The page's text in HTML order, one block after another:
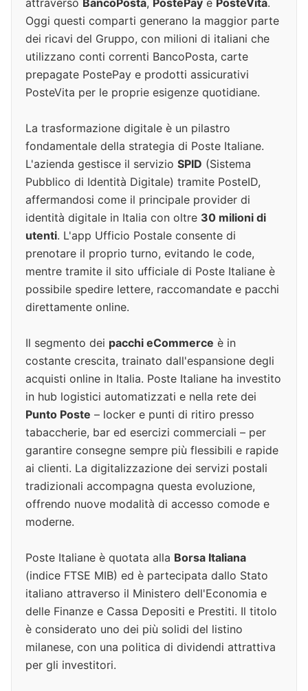
attraverso BancoPosta, PostePay e PosteVita.
Oggi questi comparti generano la maggior parte
dei ricavi del Gruppo, con milioni di italiani che
utilizzano conti correnti BancoPosta, carte
prepagate PostePay e prodotti assicurativi
PosteVita per le proprie esigenze quotidiane.
La trasformazione digitale è un pilastro
fondamentale della strategia di Poste Italiane.
L'azienda gestisce il servizio SPID (Sistema
Pubblico di Identità Digitale) tramite PosteID,
affermandosi come il principale provider di
identità digitale in Italia con oltre 30 milioni di
utenti. L'app Ufficio Postale consente di
prenotare il proprio turno, evitando le code,
mentre tramite il sito ufficiale di Poste Italiane è
possibile spedire lettere, raccomandate e pacchi
direttamente online.
Il segmento dei pacchi eCommerce è in
costante crescita, trainato dall'espansione degli
acquisti online in Italia. Poste Italiane ha investito
in hub logistici automatizzati e nella rete dei
Punto Poste – locker e punti di ritiro presso
tabaccherie, bar ed esercizi commerciali – per
garantire consegne sempre più flessibili e rapide
ai clienti. La digitalizzazione dei servizi postali
tradizionali accompagna questa evoluzione,
offrendo nuove modalità di accesso comode e
moderne.
Poste Italiane è quotata alla Borsa Italiana
(indice FTSE MIB) ed è partecipata dallo Stato
italiano attraverso il Ministero dell'Economia e
delle Finanze e Cassa Depositi e Prestiti. Il titolo
è considerato uno dei più solidi del listino
milanese, con una politica di dividendi attrattiva
per gli investitori.